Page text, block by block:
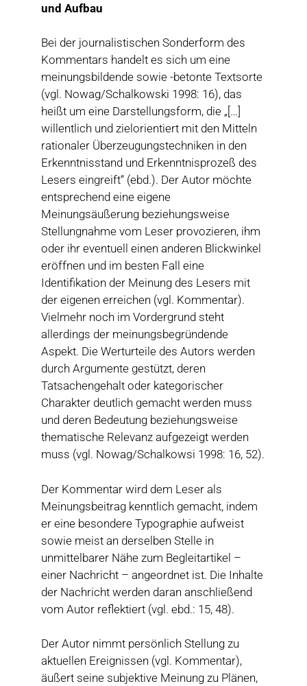
und Aufbau
Bei der journalistischen Sonderform des
Kommentars handelt es sich um eine
meinungsbildende sowie -betonte Textsorte
(vgl. Nowag/Schalkowski 1998: 16), das
heißt um eine Darstellungsform, die „[…]
willentlich und zielorientiert mit den Mitteln
rationaler Überzeugungstechniken in den
Erkenntnisstand und Erkenntnisprozeß des
Lesers eingreift“ (ebd.). Der Autor möchte
entsprechend eine eigene
Meinungsäußerung beziehungsweise
Stellungnahme vom Leser provozieren, ihm
oder ihr eventuell einen anderen Blickwinkel
eröffnen und im besten Fall eine
Identifikation der Meinung des Lesers mit
der eigenen erreichen (vgl. Kommentar).
Vielmehr noch im Vordergrund steht
allerdings der meinungsbegründende
Aspekt. Die Werturteile des Autors werden
durch Argumente gestützt, deren
Tatsachengehalt oder kategorischer
Charakter deutlich gemacht werden muss
und deren Bedeutung beziehungsweise
thematische Relevanz aufgezeigt werden
muss (vgl. Nowag/Schalkowsi 1998: 16, 52).
Der Kommentar wird dem Leser als
Meinungsbeitrag kenntlich gemacht, indem
er eine besondere Typographie aufweist
sowie meist an derselben Stelle in
unmittelbarer Nähe zum Begleitartikel –
einer Nachricht – angeordnet ist. Die Inhalte
der Nachricht werden daran anschließend
vom Autor reflektiert (vgl. ebd.: 15, 48).
Der Autor nimmt persönlich Stellung zu
aktuellen Ereignissen (vgl. Kommentar),
äußert seine subjektive Meinung zu Plänen,